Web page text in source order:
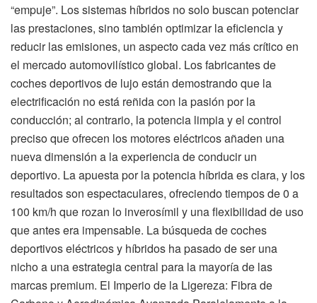
“empuje”. Los sistemas híbridos no solo buscan potenciar
las prestaciones, sino también optimizar la eficiencia y
reducir las emisiones, un aspecto cada vez más crítico en
el mercado automovilístico global. Los fabricantes de
coches deportivos de lujo están demostrando que la
electrificación no está reñida con la pasión por la
conducción; al contrario, la potencia limpia y el control
preciso que ofrecen los motores eléctricos añaden una
nueva dimensión a la experiencia de conducir un
deportivo. La apuesta por la potencia híbrida es clara, y los
resultados son espectaculares, ofreciendo tiempos de 0 a
100 km/h que rozan lo inverosímil y una flexibilidad de uso
que antes era impensable. La búsqueda de coches
deportivos eléctricos y híbridos ha pasado de ser una
nicho a una estrategia central para la mayoría de las
marcas premium. El Imperio de la Ligereza: Fibra de